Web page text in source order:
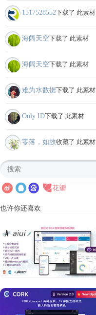
1517528552下载了 此素材
海阔天空下载了 此素材
海阔天空下载了 此素材
难为水数据下载了 此素材
Only ID下载了 此素材
零落，如故收藏了 此素材
也许你还喜欢